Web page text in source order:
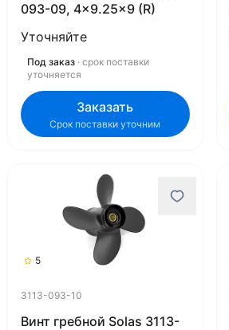
093-09, 4x9.25x9 (R)
Уточняйте
Под заказ· срок поставки
уточняется
Заказать
Срок поставки уточним
5
3113-093-10
Винт гребной Solas 3113-